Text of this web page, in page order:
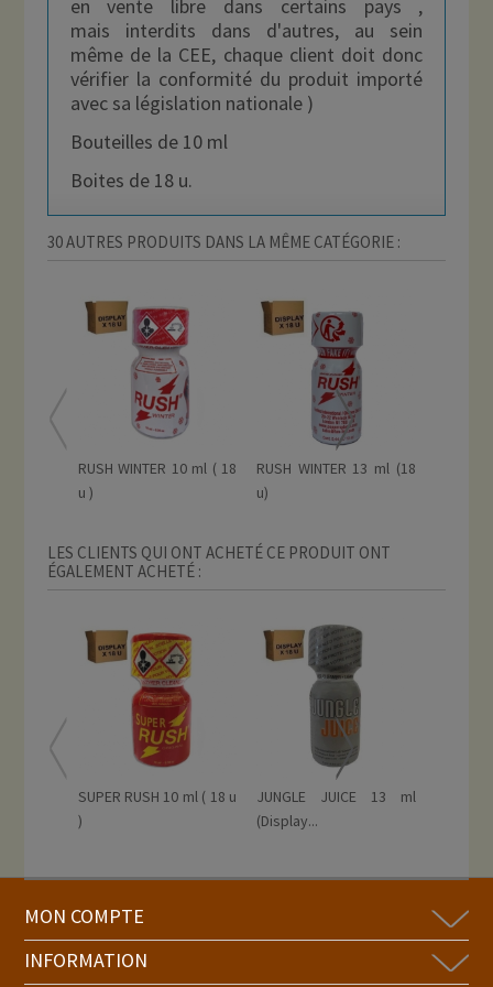
en vente libre dans certains pays ,
mais interdits dans d'autres, au sein
même de la CEE, chaque client doit donc
vérifier la conformité du produit importé
avec sa législation nationale )
Bouteilles de 10 ml
Boites de 18 u.
30 AUTRES PRODUITS DANS LA MÊME CATÉGORIE :
RUSH WINTER 10 ml ( 18
u )
RUSH WINTER 13 ml (18
u)
LES CLIENTS QUI ONT ACHETÉ CE PRODUIT ONT
ÉGALEMENT ACHETÉ :
SUPER RUSH 10 ml ( 18 u
)
JUNGLE JUICE 13 ml
(Display...
MON COMPTE
INFORMATION